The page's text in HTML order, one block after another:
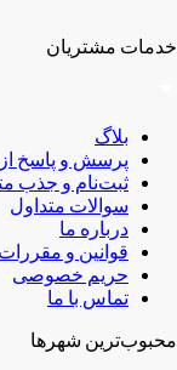
خدمات مشتریان
بلاگ
پرسش و پاسخ از
ثبت‌نام و جذب
سوالات متداول
درباره ما
قوانین و مقررات
حریم خصوصی
تماس با ما
محبوب‌ترین شهر‌ها